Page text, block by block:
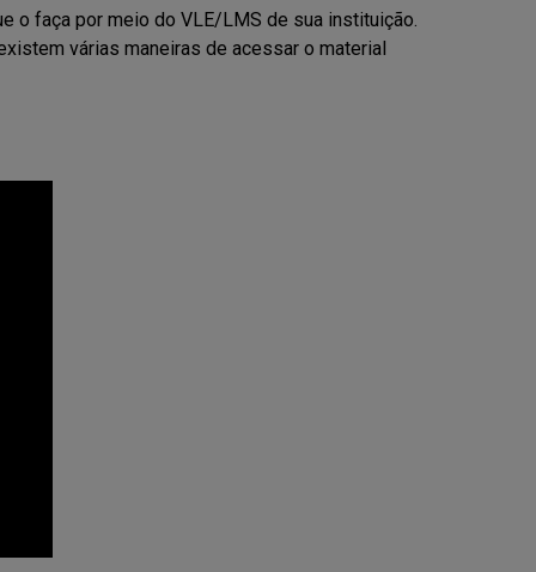
o faça por meio do VLE/LMS de sua instituição.
várias maneiras de acessar o material